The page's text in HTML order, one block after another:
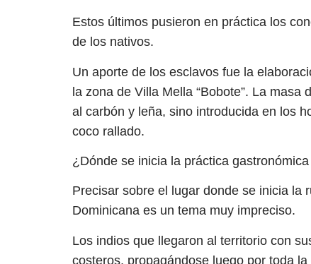
Estos últimos pusieron en práctica los
de los nativos.
Un aporte de los esclavos fue la
la zona de Villa Mella “Bobote”. La
al carbón y leña, sino introducida en los
coco rallado.
¿Dónde se inicia la práctica
Precisar sobre el lugar donde se inicia la
Dominicana es un tema muy impreciso.
Los indios que llegaron al territorio con
costeros, propagándose luego por toda